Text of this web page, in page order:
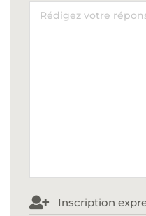
Inscription